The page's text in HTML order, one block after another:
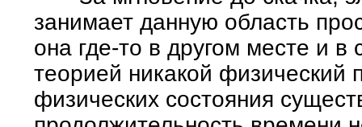
занимает данную область
она где-то в другом месте и в
теорией никакой физический
физических состояния